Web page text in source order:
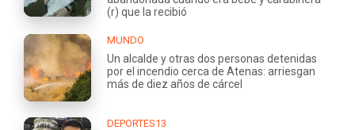
(r) que la recibió
MUNDO
Un alcalde y otras dos personas detenidas
por el incendio cerca de Atenas: arriesgan
más de diez años de cárcel
DEPORTES13